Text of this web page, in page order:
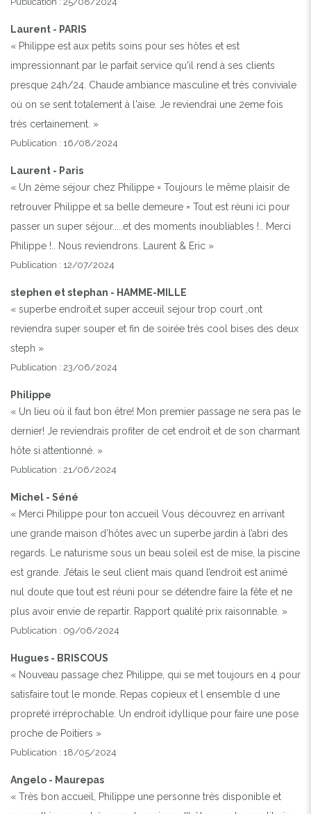
Laurent - PARIS
« Philippe est aux petits soins pour ses hôtes et est
impressionnant par le parfait service qu'il rend à ses clients
presque 24h/24. Chaude ambiance masculine et très conviviale
où on se sent totalement à l'aise. Je reviendrai une 2eme fois
très certainement. »
Publication : 16/08/2024
Laurent - Paris
« Un 2ème séjour chez Philippe = Toujours le même plaisir de
retrouver Philippe et sa belle demeure = Tout est réuni ici pour
passer un super séjour.....et des moments inoubliables !.. Merci
Philippe !.. Nous reviendrons. Laurent & Eric »
Publication : 12/07/2024
stephen et stephan - HAMME-MILLE
« superbe endroit,et super acceuil sejour trop court ,ont
reviendra super souper et fin de soirée très cool bises des deux
steph »
Publication : 23/06/2024
Philippe
« Un lieu où il faut bon être! Mon premier passage ne sera pas le
dernier! Je reviendrais profiter de cet endroit et de son charmant
hôte si attentionné. »
Publication : 21/06/2024
Michel - Séné
« Merci Philippe pour ton accueil Vous découvrez en arrivant
une grande maison d’hôtes avec un superbe jardin à l’abri des
regards. Le naturisme sous un beau soleil est de mise, la piscine
est grande. J’étais le seul client mais quand l’endroit est animé
nul doute que tout est réuni pour se détendre faire la fête et ne
plus avoir envie de repartir. Rapport qualité prix raisonnable. »
Publication : 09/06/2024
Hugues - BRISCOUS
« Nouveau passage chez Philippe, qui se met toujours en 4 pour
satisfaire tout le monde. Repas copieux et l ensemble d une
propreté irréprochable. Un endroit idyllique pour faire une pose
proche de Poitiers »
Publication : 18/05/2024
Angelo - Maurepas
« Très bon accueil, Philippe une personne très disponible et